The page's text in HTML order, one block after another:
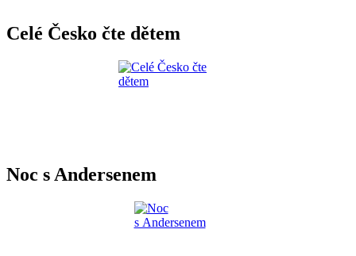
Celé Česko čte dětem
Noc s Andersenem